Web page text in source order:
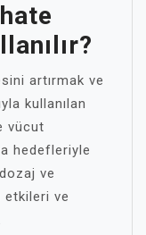
artırmak ve
kullanılan
vücut
hedefleriyle
ve
etkileri ve